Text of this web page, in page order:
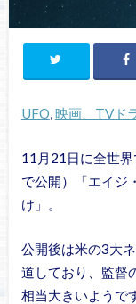
UFO, 映画、TVド
11月21日に全世
で公開）「エイジ
け」。
公開後は米の3大
道しており、監督
相当大きいようで